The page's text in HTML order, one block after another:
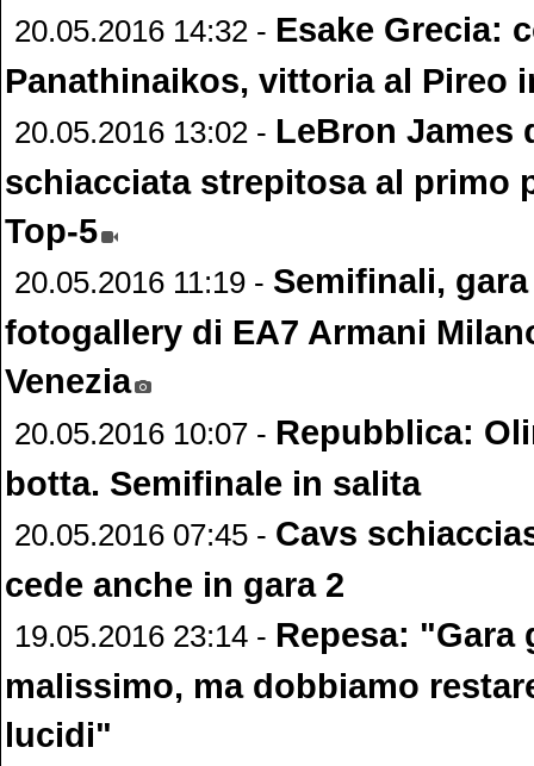
20.05.2016 14:32 - Esake Grecia:
Panathinaikos, vittoria al Pireo
20.05.2016 13:02 - LeBron James
schiacciata strepitosa al primo
Top-5
20.05.2016 11:19 - Semifinali,
fotogallery di EA7 Armani
Venezia
20.05.2016 10:07 - Repubblica:
botta. Semifinale in salita
20.05.2016 07:45 - Cavs
cede anche in gara 2
19.05.2016 23:14 - Repesa: "Gara
malissimo, ma dobbiamo
lucidi"